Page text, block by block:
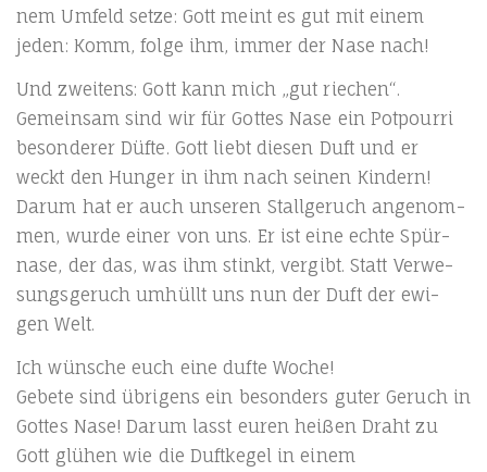
nem Umfeld set­ze: Gott meint es gut mit einem
jeden: Komm, fol­ge ihm, immer der Nase nach!
Und zwei­tens: Gott kann mich „gut rie­chen“.
Gemein­sam sind wir für Got­tes Nase ein Pot­pour­ri
beson­de­rer Düf­te. Gott liebt die­sen Duft und er
weckt den Hun­ger in ihm nach sei­nen Kin­dern!
Dar­um hat er auch unse­ren Stall­ge­ruch ange­nom­
men, wur­de einer von uns. Er ist eine ech­te Spür­
na­se, der das, was ihm stinkt, ver­gibt. Statt Ver­we­
sungs­ge­ruch umhüllt uns nun der Duft der ewi­
gen Welt.
Ich wün­sche euch eine duf­te Woche!
Gebe­te sind übri­gens ein beson­ders guter Geruch in
Got­tes Nase! Dar­um lasst euren hei­ßen Draht zu
Gott glü­hen wie die Duft­ke­gel in einem